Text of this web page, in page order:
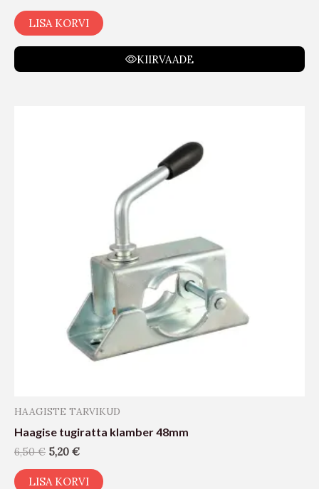
LISA KORVI
KIIRVAADE
HAAGISTE TARVIKUD
Haagise tugiratta klamber 48mm
6,50€ 5,20 €
LISA KORVI